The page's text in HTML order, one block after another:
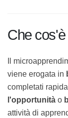
discenti.
Che
Il